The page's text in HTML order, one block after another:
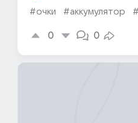
#очки
#аккумулятор
0 0